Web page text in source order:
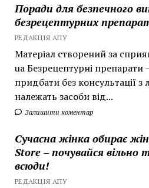
Поради для безпечного
безрецептурних
РЕДАКЦІЯ АПУ
Матеріал створений за
ua Безрецептурні препарати
придбати без консультації з
належать засоби від...
Залишити коментар
Сучасна жінка обирає
Store – почувайся вільно
всюди!
РЕДАКЦІЯ АПУ